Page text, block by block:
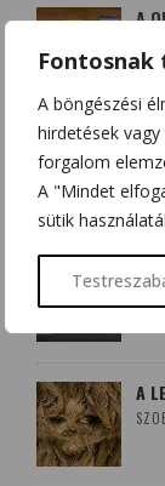
A böngészési
hirdetések
forgalom
A "Mindet
sütik
A
A